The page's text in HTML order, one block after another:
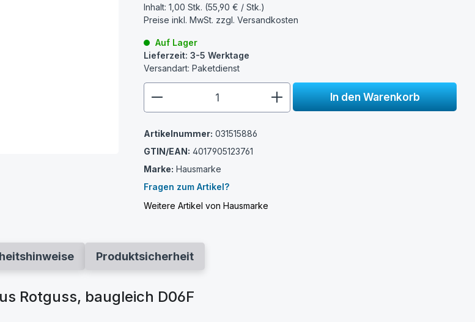
Inhalt:1,00 Stk. (55,90 € / Stk.)
Preise inkl. MwSt. zzgl.Versandkosten
Auf Lager
Lieferzeit: 3-5 Werktage
Versandart: Paketdienst
In den Warenkorb
Artikelnummer: 031515886
GTIN/EAN: 4017905123761
Marke: Hausmarke
Fragen zum Artikel?
Weitere Artikel von Hausmarke
Produktsicherheit
Rotguss, baugleich D06F